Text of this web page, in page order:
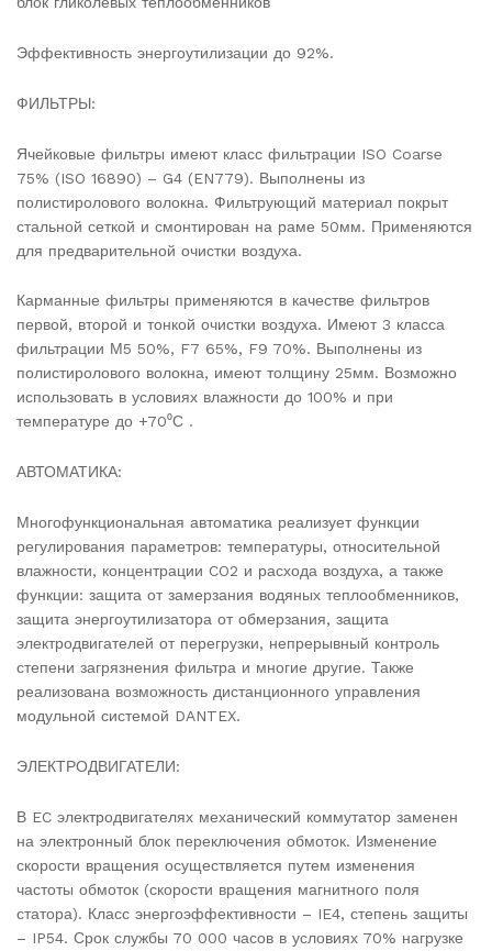
Эффективность энергоутилизации до 92%.
ФИЛЬТРЫ:
Ячейковые фильтры имеют класс фильтрации ISO Coarse
75% (ISO 16890) – G4 (EN779). Выполнены из
полистиролового волокна. Фильтрующий материал покрыт
стальной сеткой и смонтирован на раме 50мм. Применяются
для предварительной очистки воздуха.
Карманные фильтры применяются в качестве фильтров
первой, второй и тонкой очистки воздуха. Имеют 3 класса
фильтрации М5 50%, F7 65%, F9 70%. Выполнены из
полистиролового волокна, имеют толщину 25мм. Возможно
использовать в условиях влажности до 100% и при
температуре до +70⁰С .
АВТОМАТИКА:
Многофункциональная автоматика реализует функции
регулирования параметров: температуры, относительной
влажности, концентрации CO2 и расхода воздуха, а также
функции: защита от замерзания водяных теплообменников,
защита энергоутилизатора от обмерзания, защита
электродвигателей от перегрузки, непрерывный контроль
степени загрязнения фильтра и многие другие. Также
реализована возможность дистанционного управления
модульной системой DANTEX.
ЭЛЕКТРОДВИГАТЕЛИ:
В EC электродвигателях механический коммутатор заменен
на электронный блок переключения обмоток. Изменение
скорости вращения осуществляется путем изменения
частоты обмоток (скорости вращения магнитного поля
статора). Класс энергоэффективности – IE4, степень защиты
– IP54. Срок службы 70 000 часов в условиях 70% нагрузке